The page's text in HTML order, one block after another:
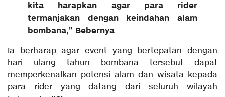
kita harapkan agar para rider
termanjakan dengan keindahan alam
bombana,” Bebernya
Ia berharap agar event yang bertepatan dengan
hari ulang tahun bombana tersebut dapat
memperkenalkan potensi alam dan wisata kepada
para rider yang datang dari seluruh wilayah